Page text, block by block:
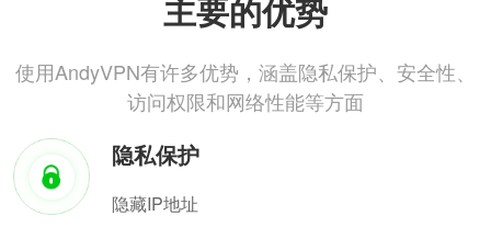
主要的优势
使用AndyVPN有许多优势，涵盖隐私保护、安全性、
访问权限和网络性能等方面
隐私保护
隐藏IP地址